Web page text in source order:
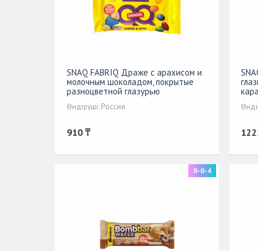
SNAQ FABRIQ Драже с арахисом и
молочным шоколадом, покрытые
разноцветной глазурью
Өндіруші: Россия
910 ₸
0-0-4